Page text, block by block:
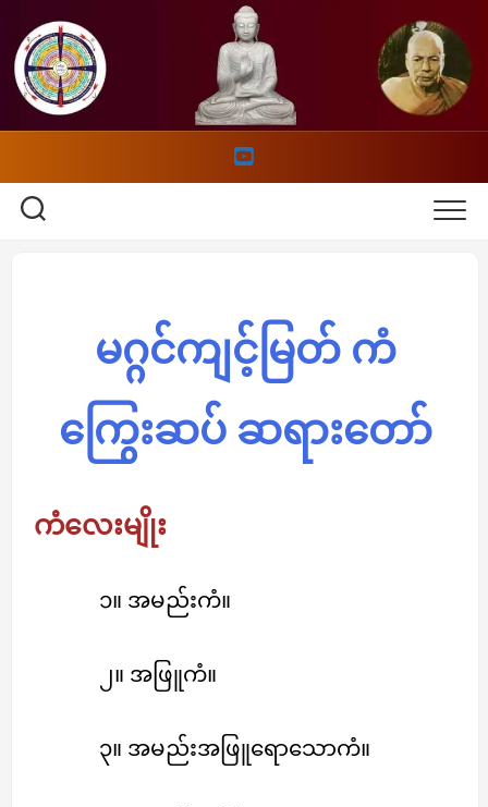
content
မဂ္ဂင်ကျင့်မြတ် ကံ
ကြွေးဆပ် ဆရားတော်
ကံလေးမျိုး
၁။ အမည်းကံ။
၂။ အဖြူကံ။
၃။ အမည်းအဖြူရောသောကံ။